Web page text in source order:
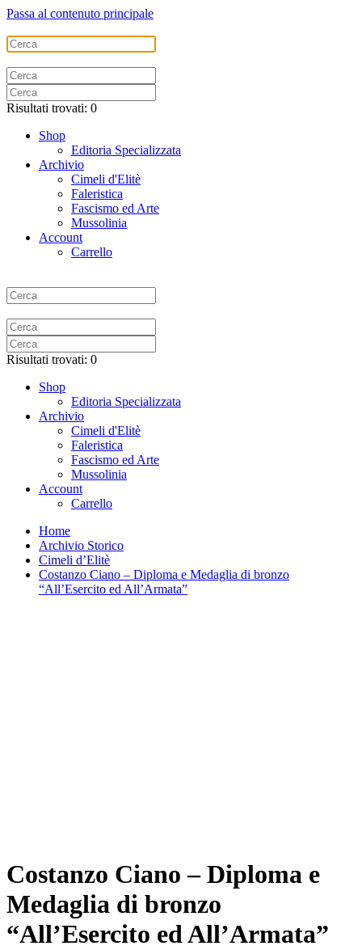
Passa al contenuto principale
Risultati trovati: 0
Shop
Editoria Specializzata
Archivio
Cimeli d'Elitè
Faleristica
Fascismo ed Arte
Mussolinia
Account
Carrello
Risultati trovati: 0
Shop
Editoria Specializzata
Archivio
Cimeli d'Elitè
Faleristica
Fascismo ed Arte
Mussolinia
Account
Carrello
Home
Archivio Storico
Cimeli d’Elitè
Costanzo Ciano – Diploma e Medaglia di bronzo
“All’Esercito ed All’Armata”
Costanzo Ciano – Diploma e
Medaglia di bronzo
“All’Esercito ed All’Armata”